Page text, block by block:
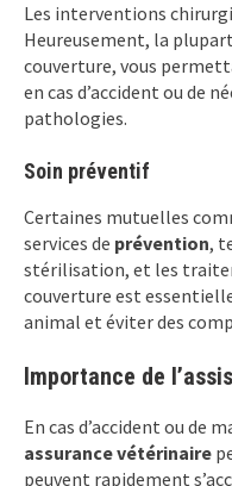
Les interventions
Heureusement, la
couverture, vous
en cas d’accident ou de
pathologies.
Soin préventif
Certaines mutuelles
services de prévention,
stérilisation, et les
couverture est
animal et éviter des
Importance de
En cas d’accident ou de
assurance vétérinaire
peuvent rapidement